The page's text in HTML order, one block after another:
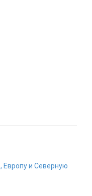
Европу и Северную